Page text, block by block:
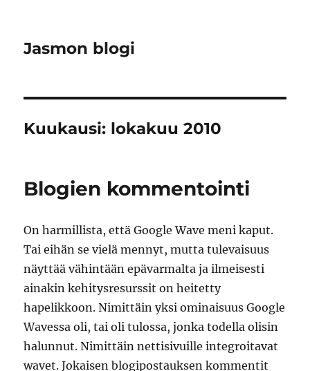
Jasmon blogi
Kuukausi: lokakuu 2010
Blogien kommentointi
On harmillista, että Google Wave meni kaput.
Tai eihän se vielä mennyt, mutta tulevaisuus
näyttää vähintään epävarmalta ja ilmeisesti
ainakin kehitysresurssit on heitetty
hapelikkoon. Nimittäin yksi ominaisuus Google
Wavessa oli, tai oli tulossa, jonka todella olisin
halunnut. Nimittäin nettisivuille integroitavat
wavet. Jokaisen blogipostauksen kommentit